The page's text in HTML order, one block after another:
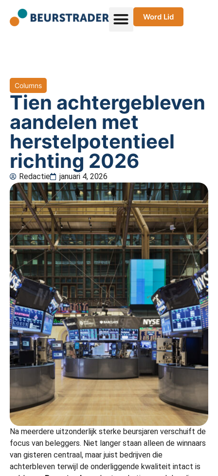
Word Lid
Columns
Tien achtergebleven
aandelen met
herstelpotentieel
richting 2026
Redactie januari 4, 2026
Na meerdere uitzonderlijk sterke beursjaren verschuift de
focus van beleggers. Niet langer staan alleen de winnaars
van gisteren centraal, maar juist bedrijven die
achterbleven terwijl de onderliggende kwaliteit intact is